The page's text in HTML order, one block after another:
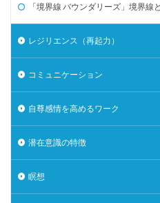
「境界線 バウンダリーズ」境界線
レジリエンス（再起力）
コミュニケーション
自尊感情を高めるワーク
潜在意識の特徴
瞑想